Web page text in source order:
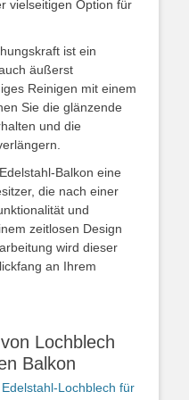
vielseitigen Option für
ist ein
äußerst
Reinigen mit einem
Sie die glänzende
und die
Balkon eine
die nach einer
und
zeitlosen Design
wird dieser
an Ihrem
Lochblech
Balkon
Lochblech für